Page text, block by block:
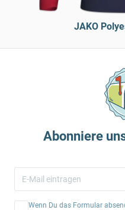
JAKO
Abonniere
Wenn Du das Formular